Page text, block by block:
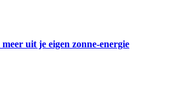
uit je eigen zonne-energie